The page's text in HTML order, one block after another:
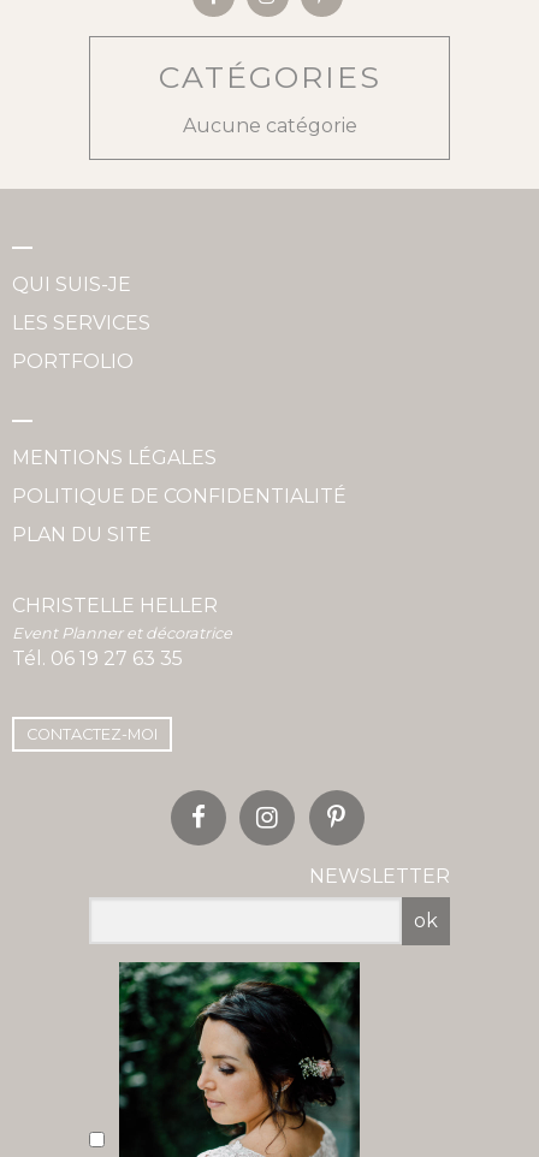
CATÉGORIES
Aucune catégorie
QUI SUIS-JE
LES SERVICES
PORTFOLIO
MENTIONS LÉGALES
POLITIQUE DE CONFIDENTIALITÉ
PLAN DU SITE
CHRISTELLE HELLER
Event Planner et décoratrice
Tél. 06 19 27 63 35
CONTACTEZ-MOI
NEWSLETTER
ok